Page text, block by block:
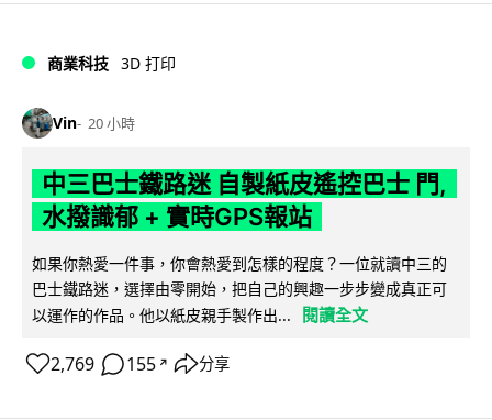
商業科技 3D 打印
Vin 20 小時
中三巴士鐵路迷 自製紙皮遙控巴士 門,
水撥識郁 + 實時GPS報站
如果你熱愛一件事，你會熱愛到怎樣的程度？一位就讀中三的
巴士鐵路迷，選擇由零開始，把自己的興趣一步步變成真正可
以運作的作品。他以紙皮親手製作出...
閱讀全文
2,769 155 ↗ 分享